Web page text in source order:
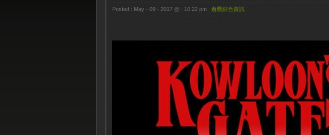
Posted : May - 09 - 2017 @ : 10:22 pm | 遊戲綜合資訊